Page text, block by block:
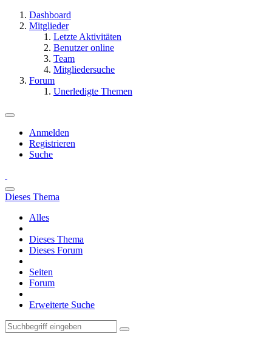
Dashboard
Mitglieder
Letzte Aktivitäten
Benutzer online
Team
Mitgliedersuche
Forum
Unerledigte Themen
Anmelden
Registrieren
Suche
Dieses Thema
Alles
Dieses Thema
Dieses Forum
Seiten
Forum
Erweiterte Suche